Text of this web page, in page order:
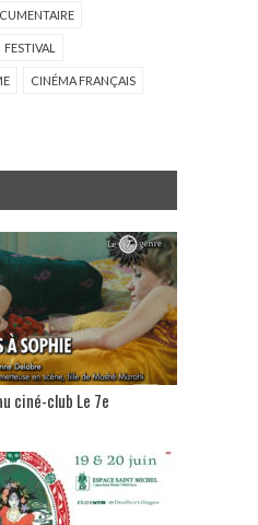
FESTIVAL
CINÉMA FRANÇAIS
ciné-club Le 7e